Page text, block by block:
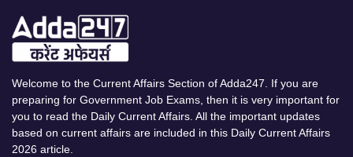
Welcome to the Current Affairs Section of Adda247. If you are
preparing for Government Job Exams, then it is very important for
you to read the Daily Current Affairs. All the important updates
based on current affairs are included in this Daily Current Affairs
2026 article.